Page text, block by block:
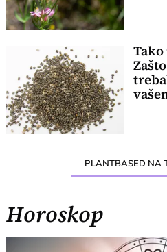
PLANTBASED NA
Horoskop